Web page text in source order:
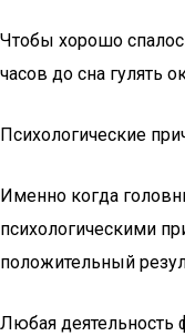
Чтобы хорошо
часов до сна гулять
Психологические
Именно когда
психологическими
положительный
Любая деятельность